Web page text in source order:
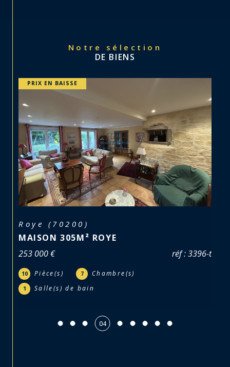
Notre sélection
DE BIENS
PRIX EN BAISSE
Roye (70200)
MAISON 305M² ROYE
253 000 €
réf : 3396-t
10 Pièce(s) 7 Chambre(s)
1 Salle(s) de bain
04